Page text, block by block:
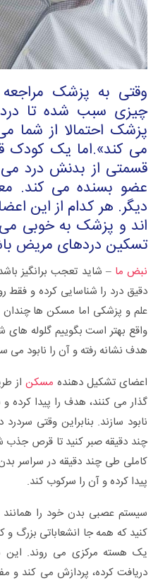
وقتی به پزشک
چیزی سبب شده تا
پزشک احتمالا از شما
می کند».اما یک کودک
قسمتی از بدنش درد
عضو بسنده می کند.
دیگر. هر کدام از این
اند و پزشک به خوبی می
تسکین دردهای مریض
نبض ما – شاید تعجب برانگیز
دقیق درد را شناسایی کرده و فقط
علم و پزشکی اما مسکن ها چندان
واقع بهتر است بگوییم گلوله
هدف نشانه رفته و آن را نابود می
اعضای تشکیل دهنده مسکن از
گذار می کنند، هدف را پیدا کرده
نابود سازند. بنابراین وقتی
چند دقیقه صبر کنید تا قرص
کاملی طی چند دقیقه در سراسر
پیدا کرده و آن را سرکوب کند.
سیستم عصبی بدن خود را
کنید که همه جا انشعاباتی بزرگ
یک هسته مرکزی می روند. این
دریافت کرده، پردازش می کند و